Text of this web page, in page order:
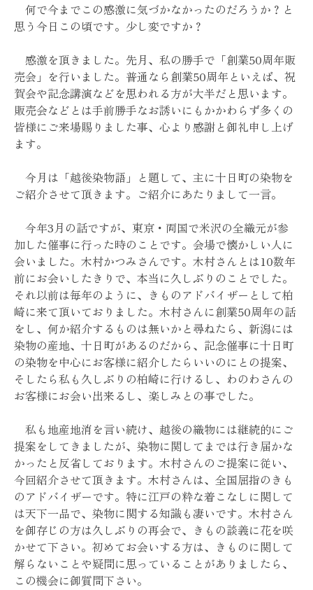
何で今までこの感激に気づかなかったのだろうか？と
思う今日この頃です。少し変ですか？
感激を頂きました。先月、私の勝手で「創業50周年販
売会」を行いました。普通なら創業50周年といえば、祝
賀会や記念講演などを思われる方が大半だと思います。
販売会などとは手前勝手なお誘いにもかかわらず多くの
皆様にご来場賜りました事、心より感謝と御礼申し上げ
ます。
今月は「越後染物語」と題して、主に十日町の染物を
ご紹介させて頂きます。ご紹介にあたりまして一言。
今年3月の話ですが、東京・両国で米沢の全織元が参
加した催事に行った時のことです。会場で懐かしい人に
会いました。木村かつみさんです。木村さんとは10数年
前にお会いしたきりで、本当に久しぶりのことでした。
それ以前は毎年のように、きものアドバイザーとして柏
崎に来て頂いておりました。木村さんに創業50周年の話
をし、何か紹介するものは無いかと尋ねたら、新潟には
染物の産地、十日町があるのだから、記念催事に十日町
の染物を中心にお客様に紹介したらいいのにとの提案、
そしたら私も久しぶりの柏崎に行けるし、わのわさんの
お客様にお会い出来るし、楽しみとの事でした。
私も地産地消を言い続け、越後の織物には継続的にご
提案をしてきましたが、染物に関してまでは行き届かな
かったと反省しております。木村さんのご提案に従い、
今回紹介させて頂きます。木村さんは、全国屈指のきも
のアドバイザーです。特に江戸の粋な着こなしに関して
は天下一品で、染物に関する知識も凄いです。木村さん
を御存じの方は久しぶりの再会で、きもの談義に花を咲
かせて下さい。初めてお会いする方は、きものに関して
解らないことや疑問に思っていることがありましたら、
この機会に御質問下さい。